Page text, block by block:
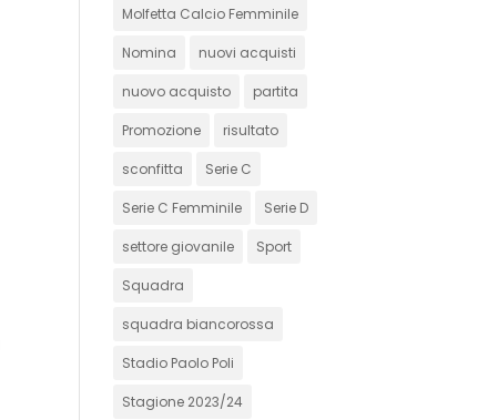
Molfetta Calcio Femminile
Nomina nuovi acquisti
nuovo acquisto partita
Promozione risultato
sconfitta Serie C
Serie C Femminile Serie D
settore giovanile Sport
Squadra
squadra biancorossa
Stadio Paolo Poli
Stagione 2023/24